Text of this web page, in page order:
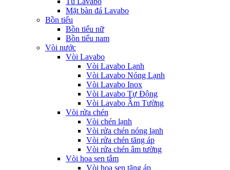
Mặt bàn đá Lavabo
Bồn tiểu
Bồn tiểu nữ
Bồn tiểu nam
Vòi nước
Vòi Lavabo
Vòi Lavabo Lạnh
Vòi Lavabo Nóng Lạnh
Vòi Lavabo Inox
Vòi Lavabo Tự Động
Vòi Lavabo Âm Tường
Vòi rửa chén
Vòi chén lạnh
Vòi rửa chén nóng lạnh
Vòi rửa chén tăng áp
Vòi rửa chén âm tường
Vòi hoa sen tắm
Vòi hoa sen tăng áp